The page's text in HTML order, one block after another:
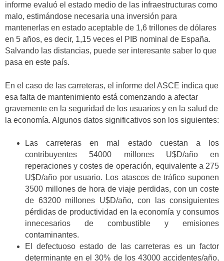
informe evaluó el estado medio de las infraestructuras como
malo, estimándose necesaria una inversión para
mantenerlas en estado aceptable de 1,6 trillones de dólares
en 5 años, es decir, 1,15 veces el PIB nominal de España.
Salvando las distancias, puede ser interesante saber lo que
pasa en este país.
En el caso de las carreteras, el informe del ASCE indica que
esa falta de mantenimiento está comenzando a afectar
gravemente en la seguridad de los usuarios y en la salud de
la economía. Algunos datos significativos son los siguientes:
Las carreteras en mal estado cuestan a los
contribuyentes 54000 millones U$D/año en
reperaciones y costes de operación, equivalente a 275
U$D/año por usuario. Los atascos de tráfico suponen
3500 millones de hora de viaje perdidas, con un coste
de 63200 millones U$D/año, con las consiguientes
pérdidas de productividad en la economía y consumos
innecesarios de combustible y emisiones
contaminantes.
El defectuoso estado de las carreteras es un factor
determinante en el 30% de los 43000 accidentes/año,